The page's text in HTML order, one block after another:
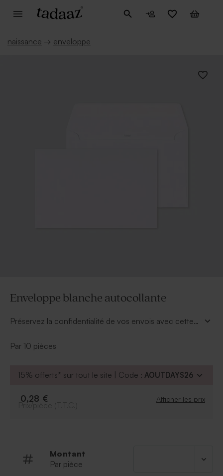
naissance → enveloppe
Enveloppe blanche autocollante
Préservez la confidentialité de vos envois avec cette
Par 10 pièces
15% offerts* sur tout le site | Code : AOUTDAYS26
0,28 € Afficher les prix
Montant
Par pièce